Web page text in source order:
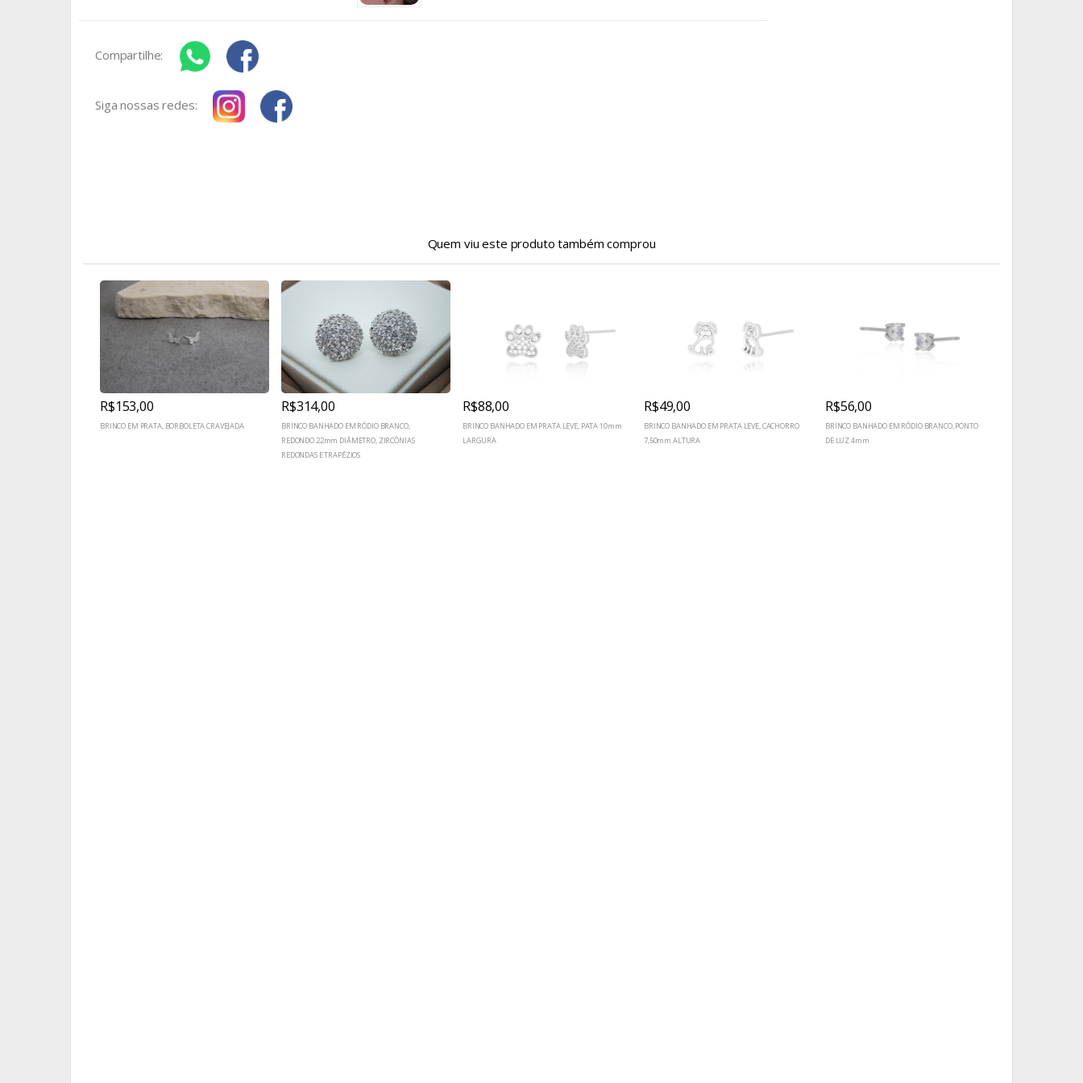
Compartilhe:
Siga nossas redes:
Quem viu este produto também comprou
R$153,00
BRINCO EM PRATA, BORBOLETA CRAVEJADA
R$314,00
BRINCO BANHADO EM RÓDIO BRANCO,
REDONDO 22mm DIÂMETRO, ZIRCÔNIAS
REDONDAS E TRAPÉZIOS
R$88,00
BRINCO BANHADO EM PRATA LEVE, PATA 10mm
LARGURA
R$49,00
BRINCO BANHADO EM PRATA LEVE, CACHORRO
7,50mm ALTURA
R$56,00
BRINCO BANHADO EM RÓDIO BRANCO, PONTO
DE LUZ 4mm